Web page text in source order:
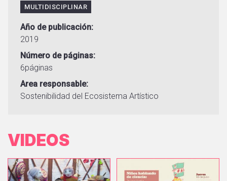
MULTIDISCIPLINAR
Año de publicación
2019
Número de páginas
6páginas
Area responsable
Sostenibilidad del Ecosistema Artístico
VIDEOS